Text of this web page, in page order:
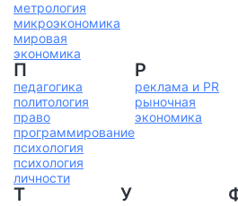
метрология
микроэкономика
мировая
экономика
П
педагогика
политология
право
программирование
психология
психология
личности
Р
реклама и PR
рыночная
экономика
Т У